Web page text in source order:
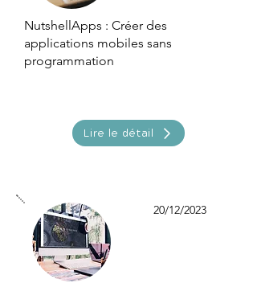
NutshellApps : Créer des
applications mobiles sans
programmation
Lire le détail
20/12/2023